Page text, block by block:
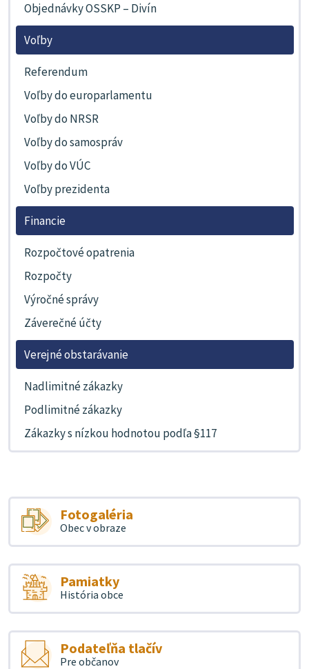
Objednávky OSSKP – Divín
Voľby
Referendum
Voľby do europarlamentu
Voľby do NRSR
Voľby do samospráv
Voľby do VÚC
Voľby prezidenta
Financie
Rozpočtové opatrenia
Rozpočty
Výročné správy
Záverečné účty
Verejné obstarávanie
Nadlimitné zákazky
Podlimitné zákazky
Zákazky s nízkou hodnotou podľa §117
Fotogaléria
Obec v obraze
Pamiatky
História obce
Podateľňa tlačív
Pre občanov